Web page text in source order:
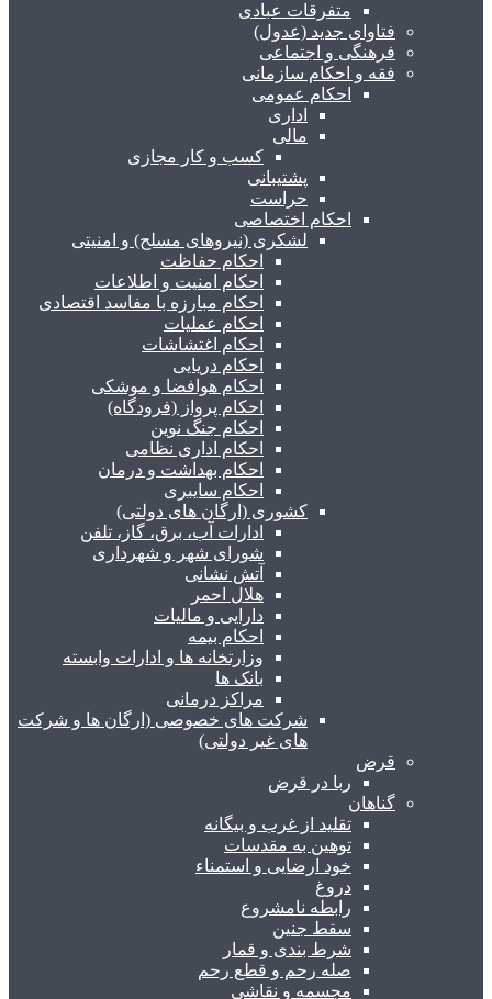
متفرقات عبادی
فتاوای جدید (عدول)
فرهنگی و اجتماعی
فقه و احکام سازمانی
احکام عمومی
اداری
مالی
کسب و کار مجازی
پشتیبانی
حراست
احکام اختصاصی
لشکری (نیروهای مسلح) و امنیتی
احکام حفاظت
احکام امنیت و اطلاعات
احکام مبارزه با مفاسد اقتصادی
احکام عملیات
احکام اغتشاشات
احکام دریایی
احکام هوافضا و موشکی
احکام پرواز (فرودگاه)
احکام جنگ نوین
احکام اداری نظامی
احکام بهداشت و درمان
احکام سایبری
کشوری (ارگان های دولتی)
ادارات آب، برق، گاز، تلفن
شورای شهر و شهرداری
آتش نشانی
هلال احمر
دارایی و مالیات
احکام بیمه
وزارتخانه ها و ادارات وابسته
بانک ها
مراکز درمانی
شرکت های خصوصی (ارگان ها و شرکت
های غیر دولتی)
قرض
ربا در قرض
گناهان
تقلید از غرب و بیگانه
توهین به مقدسات
خود ارضایی و استمناء
دروغ
رابطه نامشروع
سقط جنین
شرط بندی و قمار
صله رحم و قطع رحم
مجسمه و نقاشی